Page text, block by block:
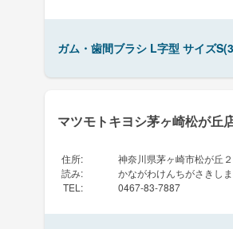
ガム・歯間ブラシ L字型 サイズ
マツモトキヨシ茅ヶ崎松が丘
住所:
神奈川県茅ヶ崎市松が丘
読み:
かながわけんちがさきし
TEL : 0467-83-7887